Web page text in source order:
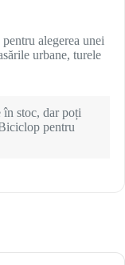
alegerea unei
urbane, turele
stoc, dar poți
pentru